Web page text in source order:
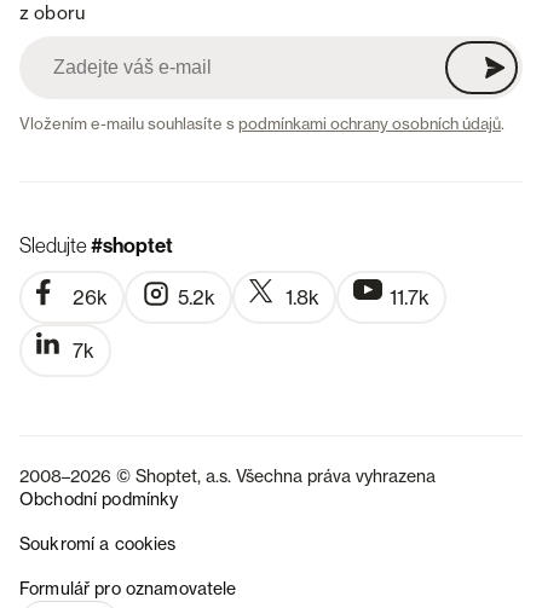
z oboru
Vložením e-mailu souhlasíte spodmínkami ochrany osobních údajů.
Sledujte#shoptet
26k 5.2k 1.8k 11.7k
7k
2008–2026 © Shoptet, a.s. Všechna práva vyhrazena
Obchodní podmínky
Soukromí a cookies
Formulář pro oznamovatele